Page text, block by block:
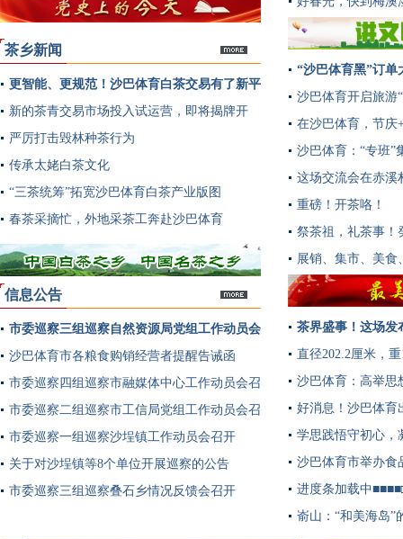
茶乡新闻
多
更智能、更规范！沙巴体育白茶交易有了新平
台→
新的茶青交易市场投入试运营，即将揭牌开
市！
严厉打击毁林种茶行为
传承太姥白茶文化
“三茶统筹”拓宽沙巴体育白茶产业版图
春茶采摘忙，外地采茶工奔赴沙巴体育
信息公告
多
市委巡察三组巡察自然资源局党组工作动员会
召开
沙巴体育市各粮食购销经营者提醒告诫函
市委巡察四组巡察市融媒体中心工作动员会召
开
市委巡察二组巡察市工信局党组工作动员会召
开
市委巡察一组巡察沙埕镇工作动员会召开
关于对沙埕镇等8个单位开展巡察的公告
市委巡察三组巡察叠石乡情况反馈会召开
“沙巴体育黑”订单
沙巴体育开启旅游
在沙巴体育，节庆
沙巴体育：“专班”
这场交流会在赤
重磅！开茶咯！
祭茶祖，礼茶事！
展销、集市、美
茶界盛事！这场
直径202.2厘米，
沙巴体育：高举思
好消息！沙巴体育
学思践悟守初心
沙巴体育市举办食
进度条加载中
嵛山：“和美海岛”